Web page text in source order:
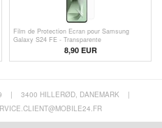
Film de Protection Ecran pour Samsung
Galaxy S24 FE - Transparente
8,90 EUR
| 3400 HILLERØD, DANEMARK
|